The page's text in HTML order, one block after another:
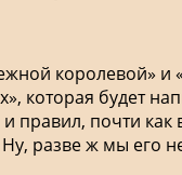
королевой»
которая будет
почти как
разве ж мы его